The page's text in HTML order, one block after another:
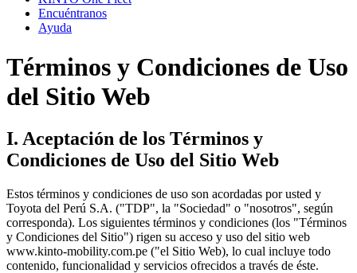
Encuéntranos
Ayuda
Términos y Condiciones de Uso
del Sitio Web
I. Aceptación de los Términos y
Condiciones de Uso del Sitio Web
Estos términos y condiciones de uso son acordadas por usted y
Toyota del Perú S.A. ("TDP", la "Sociedad" o "nosotros", según
corresponda). Los siguientes términos y condiciones (los "Términos
y Condiciones del Sitio") rigen su acceso y uso del sitio web
www.kinto-mobility.com.pe ("el Sitio Web), lo cual incluye todo
contenido, funcionalidad y servicios ofrecidos a través de éste.